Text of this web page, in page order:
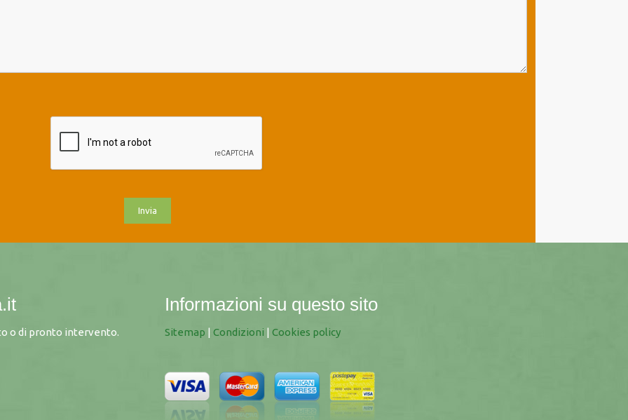
o di pronto intervento.
Informazioni su questo sito
Sitemap | Condizioni | Cookies policy